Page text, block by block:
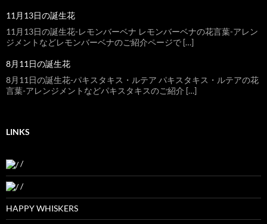
11月13日の誕生花
11月13日の誕生花-レモンバーベナ レモンバーベナの花言葉-アレン
ジメントなどレモンバーベナのご紹介ページで […]
8月11日の誕生花
8月11日の誕生花-パキスタキス・ルテア パキスタキス・ルテアの花
言葉-アレンジメントなどパキスタキスのご紹介 […]
LINKS
/
/
HAPPY WHISKERS